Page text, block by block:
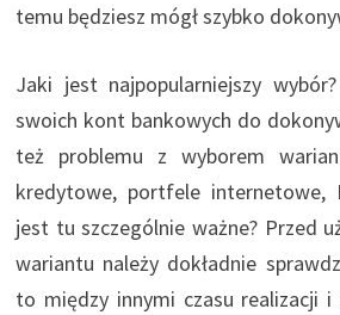
temu będziesz mógł szybko
Jaki jest najpopularniejszy
swoich kont bankowych do
też problemu z wyborem
kredytowe, portfele internetowe,
jest tu szczególnie ważne? Przed
wariantu należy dokładnie
to między innymi czasu realizacji i